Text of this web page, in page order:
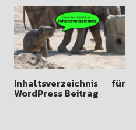
Inhaltsverzeichnis für
WordPress Beitrag